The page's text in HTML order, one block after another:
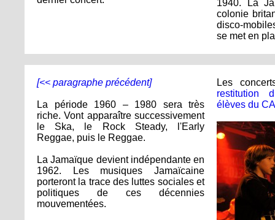
1940. La
colonie
disco-
se met en
[<< paragraphe précédent]
La période 1960 – 1980 sera très
riche. Vont apparaître successivement
le Ska, le Rock Steady, l'Early
Reggae, puis le Reggae.
La Jamaïque devient indépendante en
1962. Les musiques Jamaïcaine
porteront la trace des luttes sociales et
politiques de ces décennies
mouvementées.
Les
restitution
élèves du